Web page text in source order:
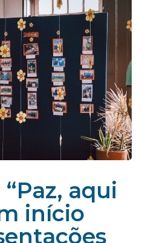
aqui
início